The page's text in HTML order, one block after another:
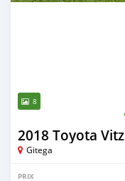
8
2018 Toyota Vitz
Gitega
PRIX